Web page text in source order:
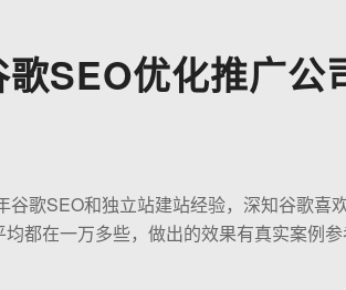
SEO优化推广公
歌SEO和独立站建站经验，深知谷歌喜
都在一万多些，做出的效果有真实案例